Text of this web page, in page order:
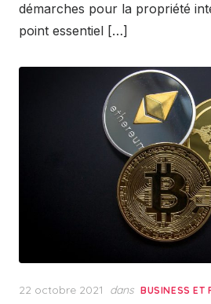
démarches pour la propriété
point essentiel […]
Posted
22 octobre 2021 dans BUSINESS ET